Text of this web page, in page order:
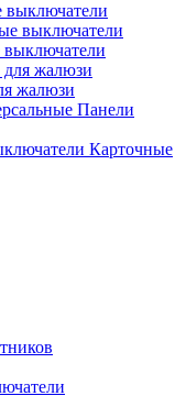
жалюзи
Панели
Карточные